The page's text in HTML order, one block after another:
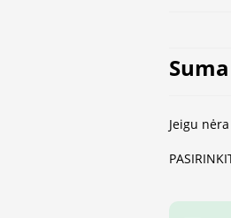
Suma
Jeigu